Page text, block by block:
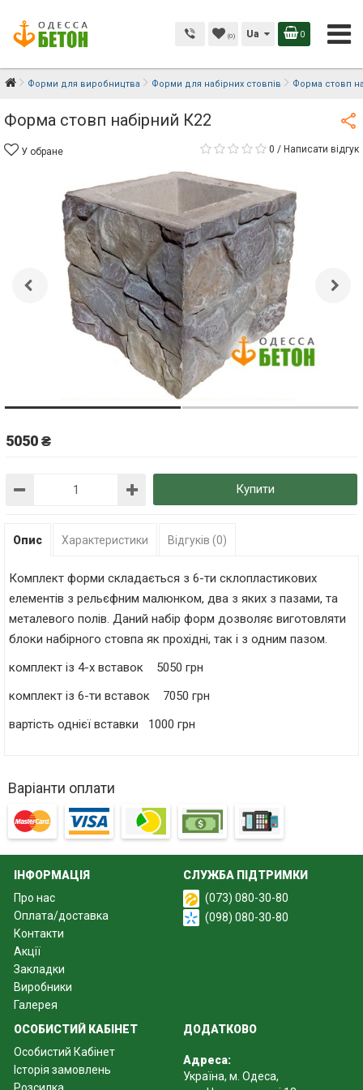
(0) Ua 0
Форми для виробництва Форми для набірних стовпів Форма стовп
Форма стовп набірний К22
У обране 0 / Написати відгук
5050 ₴
Купити
Опис Характеристики Відгуків (0)
Комплект форми складається з 6-ти склопластикових
елементів з рельєфним малюнком, два з яких з пазами, та
металевого полів. Даний набір форм дозволяє виготовляти
блоки набірного стовпа як прохідні, так і з одним пазом.
комплект із 4-х вставок 5050 грн
комплект із 6-ти вставок 7050 грн
вартість однієї вставки 1000 грн
Варіанти оплати
ІНФОРМАЦІЯ
Про нас
Оплата/доставка
Контакти
Акції
Закладки
Виробники
Галерея
СЛУЖБА ПІДТРИМКИ
(073) 080-30-80
(098) 080-30-80
ОСОБИСТИЙ КАБІНЕТ
Особистий Кабінет
Історія замовлень
ДОДАТКОВО
Адреса:
Україна, м. Одеса,